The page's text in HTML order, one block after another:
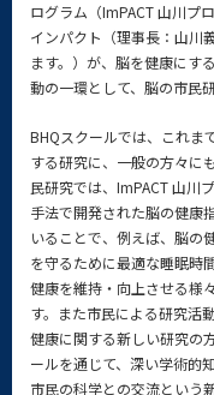
ログラム（ImPACT 山川プ
インパクト（理事長：山川
ます。）が、脳を健康にす
動の一環として、脳の市民
BHQスクールでは、これま
する研究に、一般の方々に
民研究では、ImPACT 山川
手法で開発された脳の健康
いることで、例えば、脳の
を守るために最適な睡眠時
健康を維持・向上させる様
す。また市民による研究活
健康に関する新しい研究の
ールを通じて、深い学術的
市民の科学との交流という